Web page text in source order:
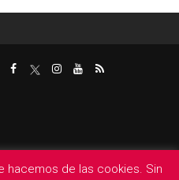
hacemos de las cookies. Sin